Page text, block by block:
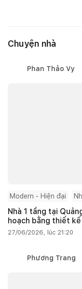
Chuyện nhà
Phan Thảo Vy
Modern - Hiện đại
Nhà 1 tầng tại
hoạch bằng thiết
27/06/2026, lúc 21:20
Phương Trang